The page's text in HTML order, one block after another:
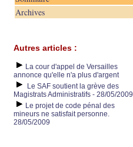
Archives
Autres articles :
La cour d'appel de Versailles
annonce qu'elle n'a plus d'argent
Le SAF soutient la grève des
Magistrats Administratifs - 28/05/2009
Le projet de code pénal des
mineurs ne satisfait personne.
28/05/2009